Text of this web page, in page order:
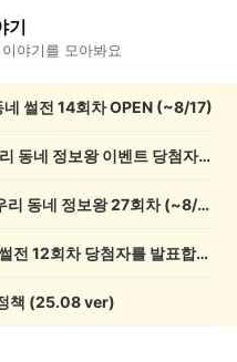
기
이야기를 모아봐요
썰전 14회차 OPEN (~8/17)
💰[당첨자 발표] 26회차 우리 동네 정보왕 이벤트 당첨자를 발표합니다!
💸 전원 2,000캐시 지급! 우리 동네 정보왕 27회차 (~8/10)
💰[당첨자 발표] 우리 동네 썰전 12회차 당첨자를 발표합니다!
책 (25.08 ver)